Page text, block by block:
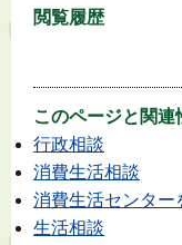
閲覧履歴
このページと 関連
行政相談
消費生活相談
消費生活センター
生活相談